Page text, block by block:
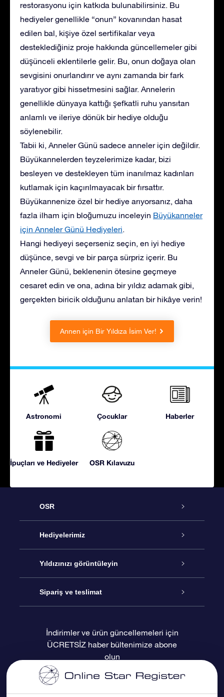
restorasyonu için katkıda bulunabilirsiniz. Bu
hediyeler genellikle “onun” kovanından hasat
edilen bal, kişiye özel sertifikalar veya
desteklediğiniz proje hakkında güncellemeler gibi
düşünceli eklentilerle gelir. Bu, onun doğaya olan
sevgisini onurlandırır ve aynı zamanda bir fark
yaratıyor gibi hissetmesini sağlar. Annelerin
genellikle dünyaya kattığı şefkatli ruhu yansıtan
anlamlı ve ileriye dönük bir hediye olduğu
söylenebilir.
Tabii ki, Anneler Günü sadece anneler için değildir.
Büyükannelerden teyzelerimize kadar, bizi
besleyen ve destekleyen tüm inanılmaz kadınları
kutlamak için kaçırılmayacak bir fırsattır.
Büyükannenize özel bir hediye arıyorsanız, daha
fazla ilham için bloğumuzu inceleyin Büyükanneler
için Anneler Günü Hediyeleri.
Hangi hediyeyi seçerseniz seçin, en iyi hediye
düşünce, sevgi ve bir parça sürpriz içerir. Bu
Anneler Günü, beklenenin ötesine geçmeye
cesaret edin ve ona, adına bir yıldız adamak gibi,
gerçekten biricik olduğunu anlatan bir hikâye verin!
Annen için Bir Yıldıza İsim Ver!
Astronomi Çocuklar Haberler
İpuçları ve Hediyeler OSR Kılavuzu
OSR
Hizmet
İletişim
Blogu
Değerlendirmeler
Hediyelerimiz
Çevrimiçi Yıldız Hediyesi
OSR Hediye Paketi
OSR Hediye Kartı
Kurumsal hediyeler
Yıldızınızı görüntüleyin
Star Register
Kişiselleştirilmiş Yıldız Sayfası
Bir Milyon Yıldız
Sipariş ve teslimat
Ödeme bilgileri
Sevkiyat bilgileri
İndirimler ve ürün güncellemeleri için
ÜCRETSİZ haber bültenimize abone
olun